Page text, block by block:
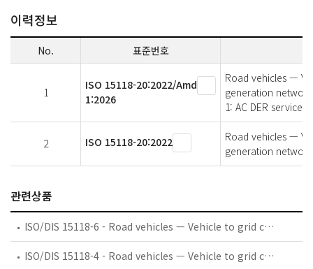
이력정보
No. 표준번호
1
ISO 15118-20:2022/Amd
1:2026
Road vehicles —
generation
1: AC DER
2 ISO 15118-20:2022
Road vehicles —
generation
관련상품
ISO/DIS 15118-6 - Road vehicles — Vehicle to grid communication interface — Part 6: General information and use-case definition for wireless communication
ISO/DIS 15118-4 - Road vehicles — Vehicle to grid communication interface — Part 4: Network and application protocol conformance test